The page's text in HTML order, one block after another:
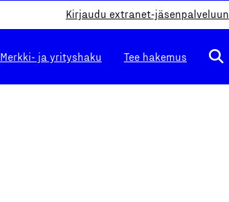
Kirjaudu extranet-jäsenpalveluun
Merkki- ja yrityshaku Tee hakemus